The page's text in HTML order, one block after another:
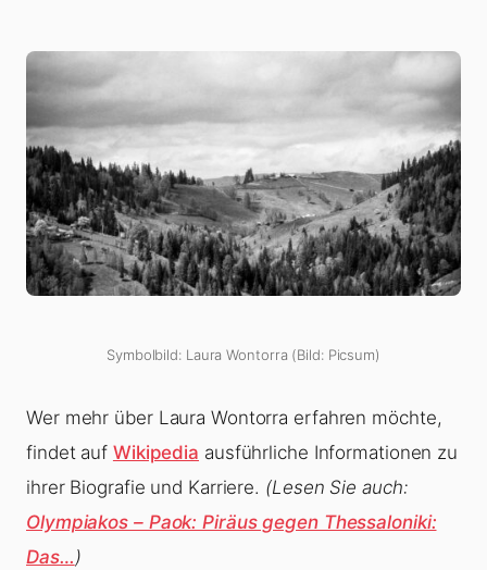
Symbolbild: Laura Wontorra (Bild: Picsum)
Wer mehr über Laura Wontorra erfahren möchte,
findet auf Wikipedia ausführliche Informationen zu
ihrer Biografie und Karriere. (Lesen Sie auch:
Olympiakos – Paok: Piräus gegen Thessaloniki:
Das…)